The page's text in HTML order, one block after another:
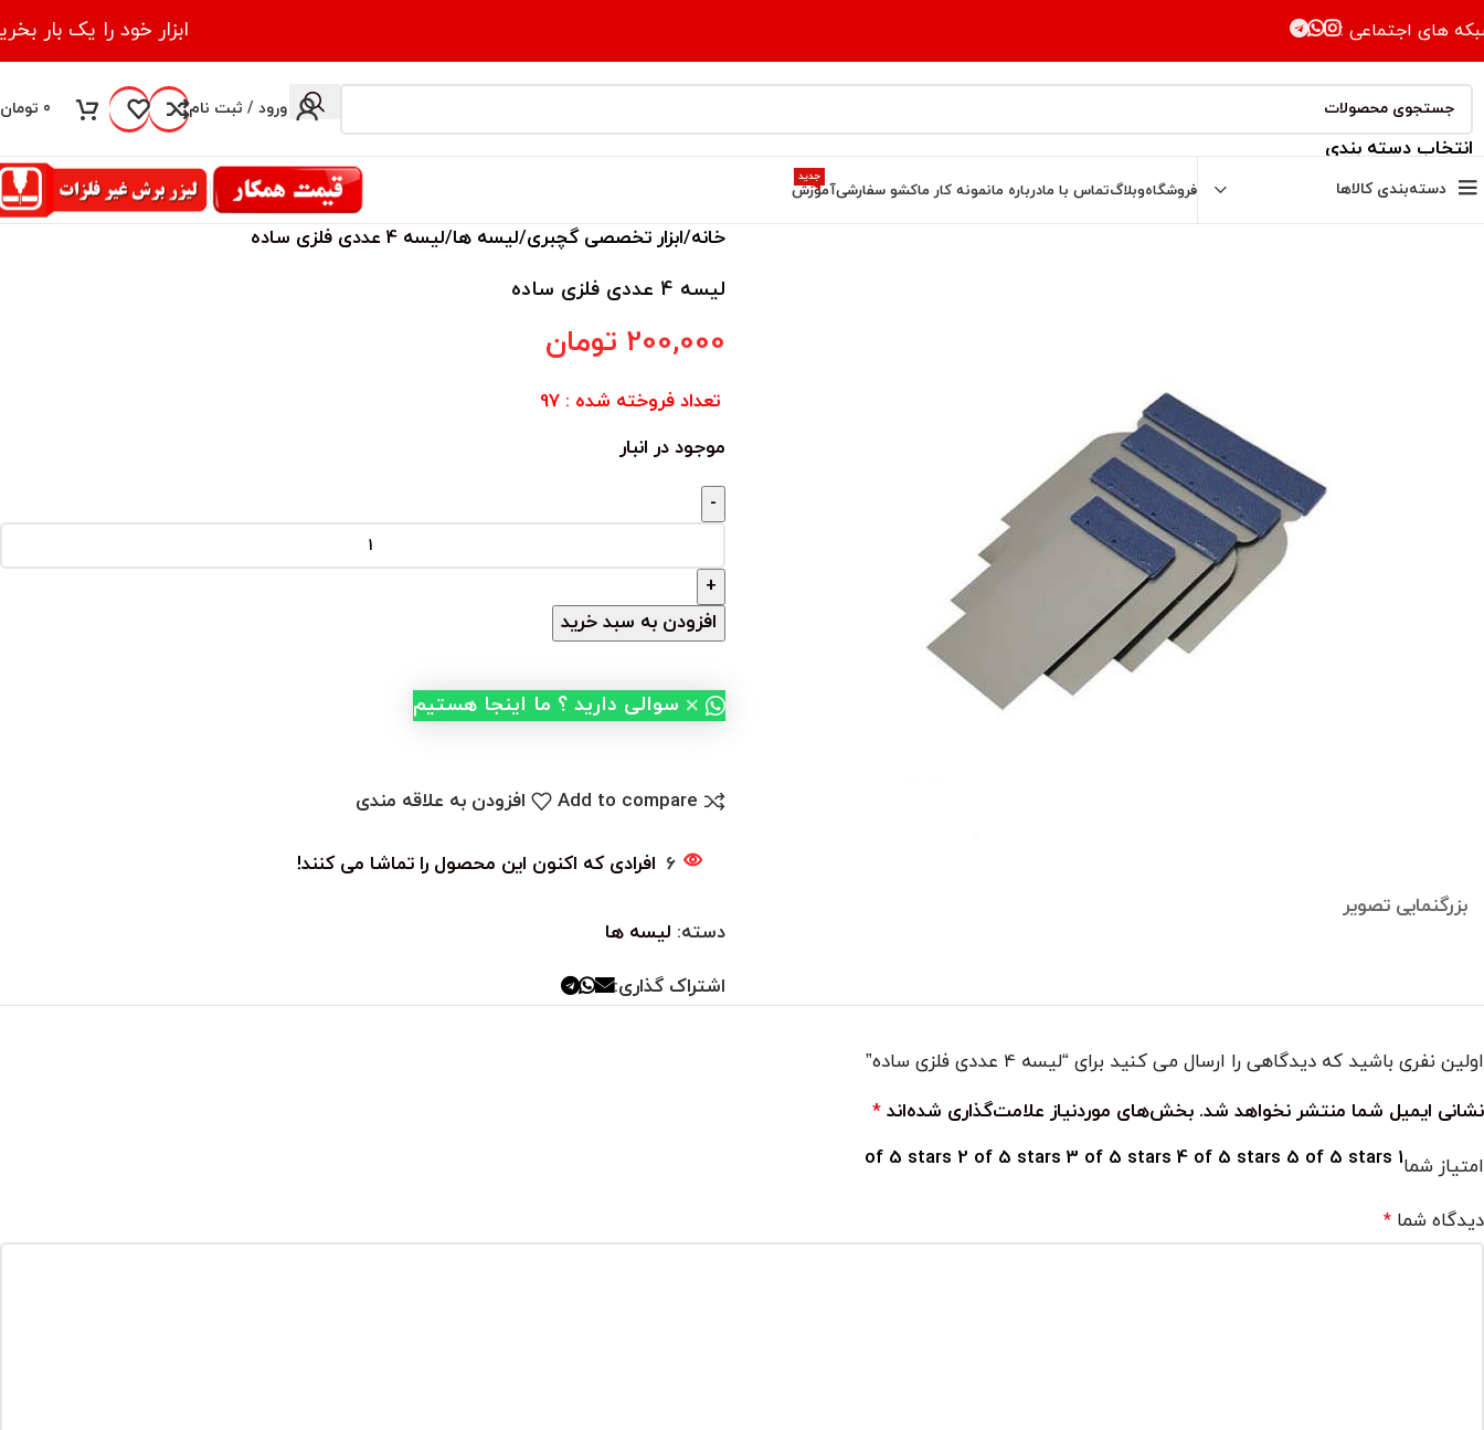
های اجتماعی : ابزار خود را یک بار
انتخاب دسته بندی
ورود / ثبت نام 0 تومان
دسته‌بندی کالاها فروشگاهوبلاگتماس با مادرباره مانمونه کار ماکشو سفارشیآموزش
جدید
بزرگنمایی تصویر
خانه ابزار تخصصی گچبری لیسه ها لیسه 4 عددی فلزی ساده
لیسه 4 عددی فلزی ساده
200,000 تومان
تعداد فروخته شده : 97
موجود در انبار
افزودن به سبد خرید
× سوالی دارید ؟ ما اینجا هستیم
Add to compare افزودن به علاقه مندی
6 افرادی که اکنون این محصول را تماشا می کنند!
دسته: لیسه ها
اشتراک گذاری:
اولین نفری باشید که دیدگاهی را ارسال می کنید برای “لیسه 4 عددی فلزی ساده”
نشانی ایمیل شما منتشر نخواهد شد. بخش‌های موردنیاز علامت‌گذاری شده‌اند *
امتیاز شما1 of 5 stars
2 of 5 stars 3 of 5 stars 4 of 5 stars 5 of 5 stars
دیدگاه شما *